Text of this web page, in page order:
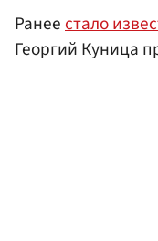
Ранеестало
Георгий Куница